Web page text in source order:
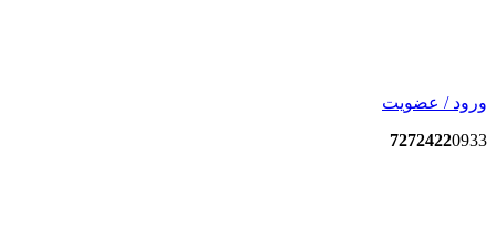
ورود / عضویت
72724220933